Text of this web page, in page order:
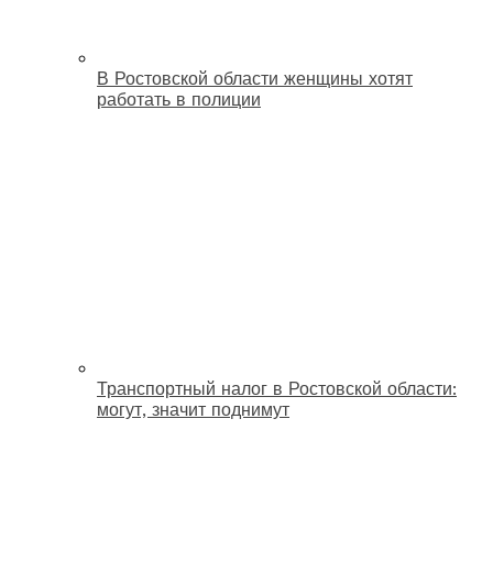
В Ростовской области женщины хотят
работать в полиции
Транспортный налог в Ростовской области:
могут, значит поднимут